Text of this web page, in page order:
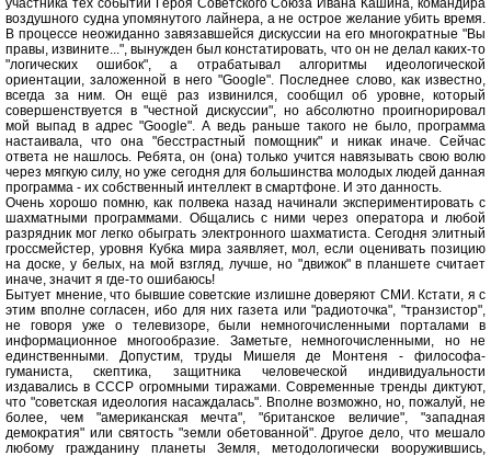
участника тех событий Героя Советского Союза Ивана Кашина, командира
воздушного судна упомянутого лайнера, а не острое желание убить время.
В процессе неожиданно завязавшейся дискуссии на его многократные "Вы
правы, извините...", вынужден был констатировать, что он не делал каких-то
"логических ошибок", а отрабатывал алгоритмы идеологической
ориентации, заложенной в него "Google". Последнее слово, как известно,
всегда за ним. Он ещё раз извинился, сообщил об уровне, который
совершенствуется в "честной дискуссии", но абсолютно проигнорировал
мой выпад в адрес "Google". А ведь раньше такого не было, программа
настаивала, что она "бесстрастный помощник" и никак иначе. Сейчас
ответа не нашлось. Ребята, он (она) только учится навязывать свою волю
через мягкую силу, но уже сегодня для большинства молодых людей данная
программа - их собственный интеллект в смартфоне. И это данность.
Очень хорошо помню, как полвека назад начинали экспериментировать с
шахматными программами. Общались с ними через оператора и любой
разрядник мог легко обыграть электронного шахматиста. Сегодня элитный
гроссмейстер, уровня Кубка мира заявляет, мол, если оценивать позицию
на доске, у белых, на мой взгляд, лучше, но "движок" в планшете считает
иначе, значит я где-то ошибаюсь!
Бытует мнение, что бывшие советские излишне доверяют СМИ. Кстати, я с
этим вполне согласен, ибо для них газета или "радиоточка", "транзистор",
не говоря уже о телевизоре, были немногочисленными порталами в
информационное многообразие. Заметьте, немногочисленными, но не
единственными. Допустим, труды Мишеля де Монтеня - философа-
гуманиста, скептика, защитника человеческой индивидуальности
издавались в СССР огромными тиражами. Современные тренды диктуют,
что "советская идеология насаждалась". Вполне возможно, но, пожалуй, не
более, чем "американская мечта", "британское величие", "западная
демократия" или святость "земли обетованной". Другое дело, что мешало
любому гражданину планеты Земля, методологически вооружившись,